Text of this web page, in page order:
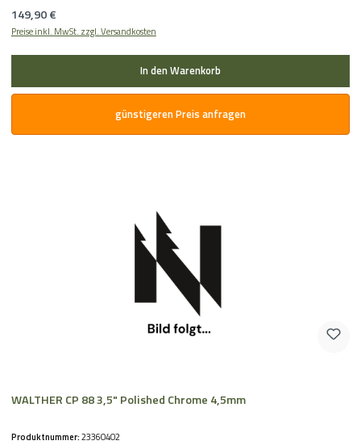
Regulärer Preis:
149,90 €
Preise inkl. MwSt. zzgl. Versandkosten
In den Warenkorb
günstigeren Preis anfragen
WALTHER CP 88 3,5" Polished Chrome 4,5mm
Produktnummer:23360402